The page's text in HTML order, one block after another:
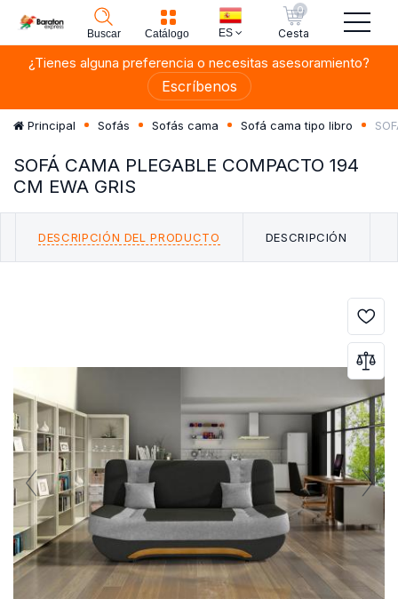
Buscar Catálogo ES
0
Cesta
¿Tienes alguna preferencia o necesitas asesoramiento?
Escríbenos
Principal Sofás Sofás cama Sofá cama tipo libro
SOFÁ CAMA PLEGABLE COMPACTO 194
CM EWA GRIS
DESCRIPCIÓN DEL PRODUCTO DESCRIPCIÓN